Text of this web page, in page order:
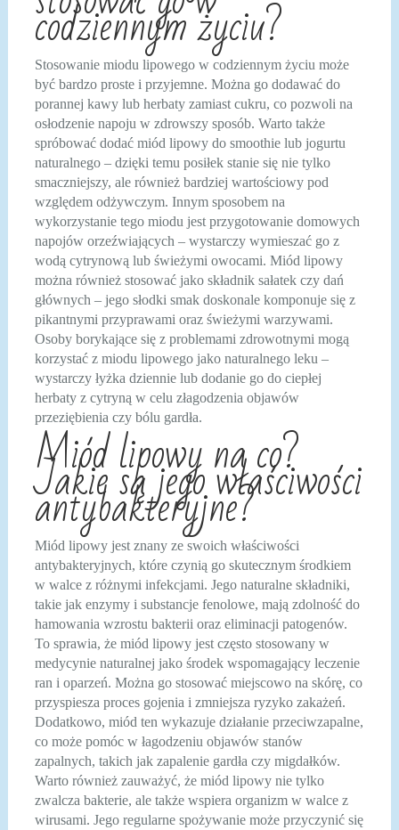
codziennym życiu?
Stosowanie miodu lipowego w codziennym życiu może
być bardzo proste i przyjemne. Można go dodawać do
porannej kawy lub herbaty zamiast cukru, co pozwoli na
osłodzenie napoju w zdrowszy sposób. Warto także
spróbować dodać miód lipowy do smoothie lub jogurtu
naturalnego – dzięki temu posiłek stanie się nie tylko
smaczniejszy, ale również bardziej wartościowy pod
względem odżywczym. Innym sposobem na
wykorzystanie tego miodu jest przygotowanie domowych
napojów orzeźwiających – wystarczy wymieszać go z
wodą cytrynową lub świeżymi owocami. Miód lipowy
można również stosować jako składnik sałatek czy dań
głównych – jego słodki smak doskonale komponuje się z
pikantnymi przyprawami oraz świeżymi warzywami.
Osoby borykające się z problemami zdrowotnymi mogą
korzystać z miodu lipowego jako naturalnego leku –
wystarczy łyżka dziennie lub dodanie go do ciepłej
herbaty z cytryną w celu złagodzenia objawów
przeziębienia czy bólu gardła.
Miód lipowy na co?
Jakie są jego właściwości
antybakteryjne?
Miód lipowy jest znany ze swoich właściwości
antybakteryjnych, które czynią go skutecznym środkiem
w walce z różnymi infekcjami. Jego naturalne składniki,
takie jak enzymy i substancje fenolowe, mają zdolność do
hamowania wzrostu bakterii oraz eliminacji patogenów.
To sprawia, że miód lipowy jest często stosowany w
medycynie naturalnej jako środek wspomagający leczenie
ran i oparzeń. Można go stosować miejscowo na skórę, co
przyspiesza proces gojenia i zmniejsza ryzyko zakażeń.
Dodatkowo, miód ten wykazuje działanie przeciwzapalne,
co może pomóc w łagodzeniu objawów stanów
zapalnych, takich jak zapalenie gardła czy migdałków.
Warto również zauważyć, że miód lipowy nie tylko
zwalcza bakterie, ale także wspiera organizm w walce z
wirusami. Jego regularne spożywanie może przyczynić się